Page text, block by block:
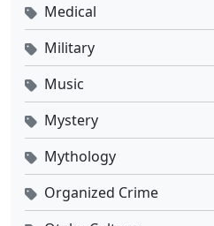
Medical
Military
Music
Mystery
Mythology
Organized Crime